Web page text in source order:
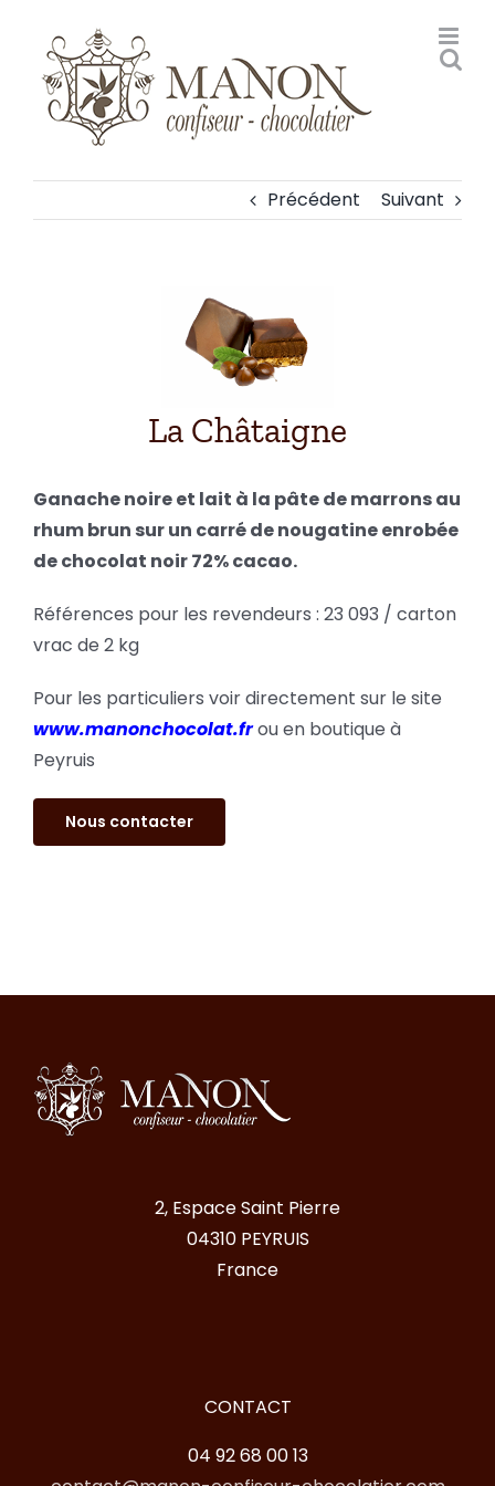
contenu
Précédent Suivant
l'image
agrandie
La Châtaigne
Ganache noire et lait à la pâte de marrons au
rhum brun sur un carré de nougatine enrobée
de chocolat noir 72% cacao.
Références pour les revendeurs : 23 093 / carton
vrac de 2 kg
Pour les particuliers voir directement sur le site
www.manonchocolat.frou en boutique à
Peyruis
Nous contacter
2, Espace Saint Pierre
04310 PEYRUIS
France
CONTACT
04 92 68 00 13